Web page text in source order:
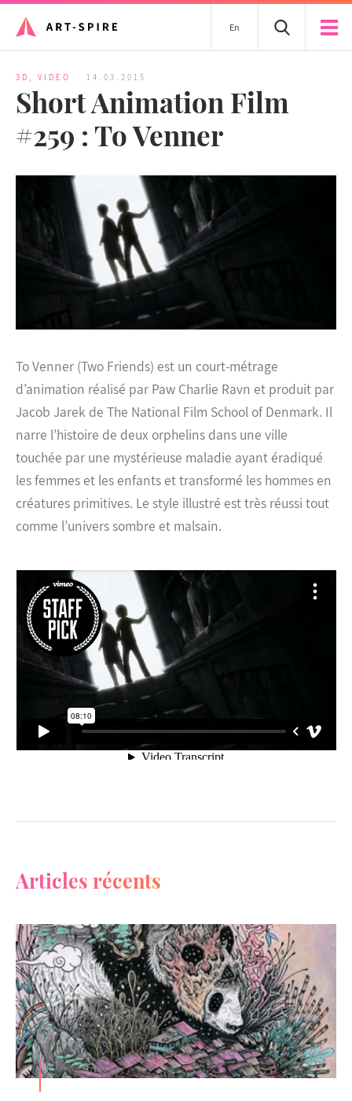
En
3D , VIDEO 14.03.2015
Short Animation Film
#259 : To Venner
To Venner (Two Friends) est un court-métrage
d’animation réalisé par Paw Charlie Ravn et produit par
Jacob Jarek de The National Film School of Denmark. Il
narre l’histoire de deux orphelins dans une ville
touchée par une mystérieuse maladie ayant éradiqué
les femmes et les enfants et transformé les hommes en
créatures primitives. Le style illustré est très réussi tout
comme l’univers sombre et malsain.
Articles récents